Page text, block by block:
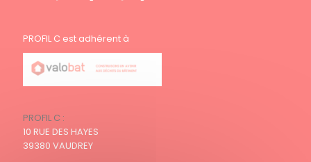
PROFIL C est adhérent à
PROFIL C :
10 RUE DES HAYES
39380 VAUDREY